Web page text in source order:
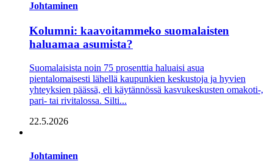
Johtaminen
Kolumni: kaavoitammeko suomalaisten
haluamaa asumista?
Suomalaisista noin 75 prosenttia­ haluaisi asua
pientalomaisesti­ ­lähellä kaupunkien keskustoja­ ja hyvien
yhteyksien päässä, eli käytännössä kasvukeskusten oma­koti-,
­pari-­ tai rivi­talossa. Silti...
22.5.2026
Johtaminen